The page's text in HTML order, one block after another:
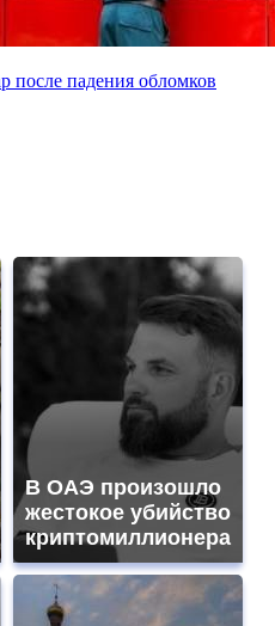
после падения обломков
В ОАЭ произошло
жестокое убийство
криптомиллионера